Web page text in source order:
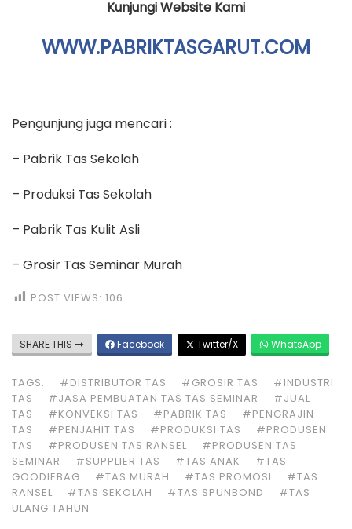
Kunjungi Website Kami
WWW.PABRIKTASGARUT.COM
Pengunjung juga mencari :
– Pabrik Tas Sekolah
– Produksi Tas Sekolah
– Pabrik Tas Kulit Asli
– Grosir Tas Seminar Murah
POST VIEWS: 106
SHARE THIS Facebook Twitter/X WhatsApp
TAGS: #DISTRIBUTOR TAS #GROSIR TAS
#INDUSTRI
TAS
#JASA PEMBUATAN TAS TAS SEMINAR
#JUAL
TAS
#KONVEKSI TAS #PABRIK TAS
#PENGRAJIN
TAS
#PENJAHIT TAS #PRODUKSI TAS
#PRODUSEN
TAS
#PRODUSEN TAS RANSEL
#PRODUSEN TAS
SEMINAR
#SUPPLIER TAS #TAS ANAK
#TAS
GOODIEBAG
#TAS MURAH #TAS PROMOSI
#TAS
RANSEL
#TAS SEKOLAH #TAS SPUNBOND
#TAS
ULANG TAHUN